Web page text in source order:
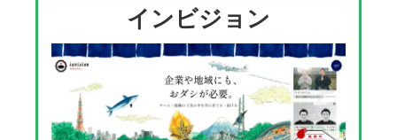
インビジョン